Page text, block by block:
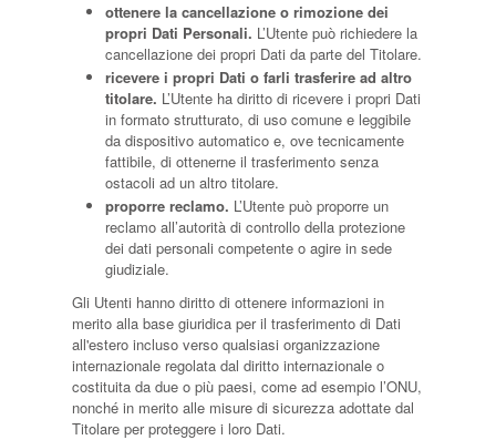
ottenere la cancellazione o rimozione dei
propri Dati Personali. L’Utente può richiedere la
cancellazione dei propri Dati da parte del Titolare.
ricevere i propri Dati o farli trasferire ad altro
titolare. L’Utente ha diritto di ricevere i propri Dati
in formato strutturato, di uso comune e leggibile
da dispositivo automatico e, ove tecnicamente
fattibile, di ottenerne il trasferimento senza
ostacoli ad un altro titolare.
proporre reclamo. L’Utente può proporre un
reclamo all’autorità di controllo della protezione
dei dati personali competente o agire in sede
giudiziale.
Gli Utenti hanno diritto di ottenere informazioni in
merito alla base giuridica per il trasferimento di Dati
all'estero incluso verso qualsiasi organizzazione
internazionale regolata dal diritto internazionale o
costituita da due o più paesi, come ad esempio l’ONU,
nonché in merito alle misure di sicurezza adottate dal
Titolare per proteggere i loro Dati.